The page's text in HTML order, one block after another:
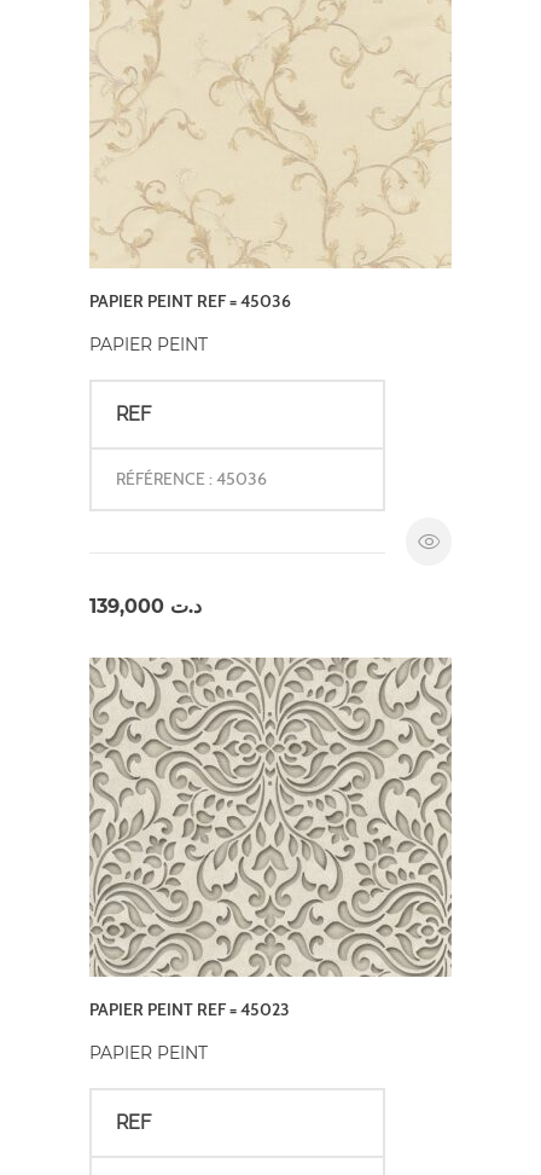
PAPIER PEINT REF = 45036
PAPIER PEINT
REF
RÉFÉRENCE : 45036
د.ت
PAPIER PEINT REF = 45023
PAPIER PEINT
REF